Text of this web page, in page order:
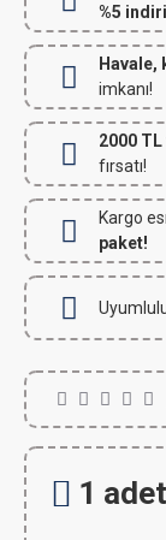
%5
Havale,
imkanı!
2000 TL
fırsatı!
Kargo
paket!
1